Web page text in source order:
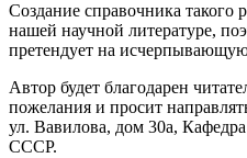
Создание справочника такого
нашей научной литературе,
претендует на
Автор будет благодарен
пожелания и просит
ул. Вавилова, дом 30а,
СССР.